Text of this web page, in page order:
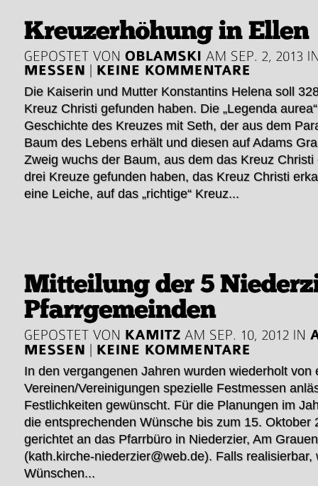
Die Kaiserin und Mutter Konstantins Helena soll
Kreuz Christi gefunden haben. Die „Legenda
Geschichte des Kreuzes mit Seth, der aus dem
Baum des Lebens erhält und diesen auf Adams
Zweig wuchs der Baum, aus dem das Kreuz
drei Kreuze gefunden haben, das Kreuz Christi
eine Leiche, auf das „richtige“ Kreuz...
In den vergangenen Jahren wurden wiederholt von
Vereinen/Vereinigungen spezielle Festmessen
Festlichkeiten gewünscht. Für die Planungen im
die entsprechenden Wünsche bis zum 15. Oktober
gerichtet an das Pfarrbüro in Niederzier, Am
(kath.kirche-niederzier@web.de). Falls realisierbar,
Wünschen...